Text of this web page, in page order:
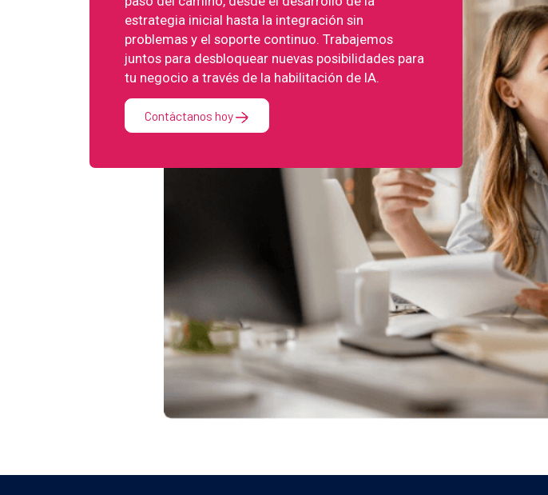
estrategia inicial hasta la integración sin
problemas y el soporte continuo. Trabajemos
juntos para desbloquear nuevas posibilidades para
tu negocio a través de la habilitación de IA.
Contáctanos hoy